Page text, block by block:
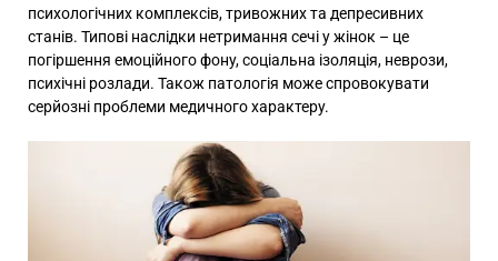
психологічних комплексів, тривожних та депресивних
станів. Типові наслідки нетримання сечі у жінок – це
погіршення емоційного фону, соціальна ізоляція, неврози,
психічні розлади. Також патологія може спровокувати
серйозні проблеми медичного характеру.